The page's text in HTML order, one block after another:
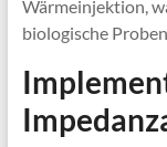
Wärmeinjektion,
biologische